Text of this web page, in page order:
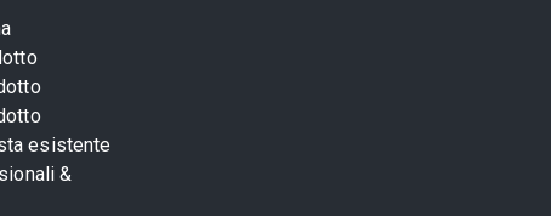
esistente
&